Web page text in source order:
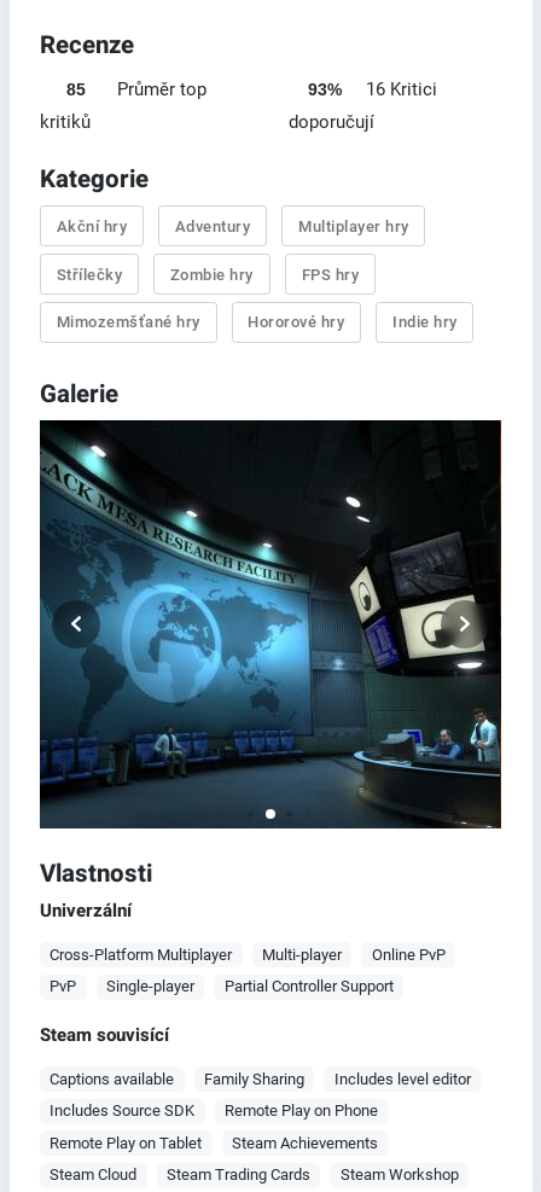
Recenze
85
Průměr top
kritiků
93%
16 Kritici
doporučují
Kategorie
Akční hry Adventury Multiplayer hry
Střílečky Zombie hry FPS hry
Mimozemšťané hry Hororové hry Indie hry
Galerie
Vlastnosti
Univerzální
Cross-Platform Multiplayer Multi-player
Online PvP
PvP
Single-player Partial Controller Support
Steam souvisící
Captions available Family Sharing
Includes level editor
Includes Source SDK
Remote Play on Phone
Remote Play on Tablet
Steam Achievements
Steam Cloud
Steam Trading Cards Steam Workshop